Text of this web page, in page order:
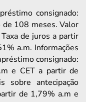
consignado:
108 meses. Valor
de juros a partir
a.m. Informações
consignado:
e CET a partir de
sobre antecipação
de 1,79% a.m e